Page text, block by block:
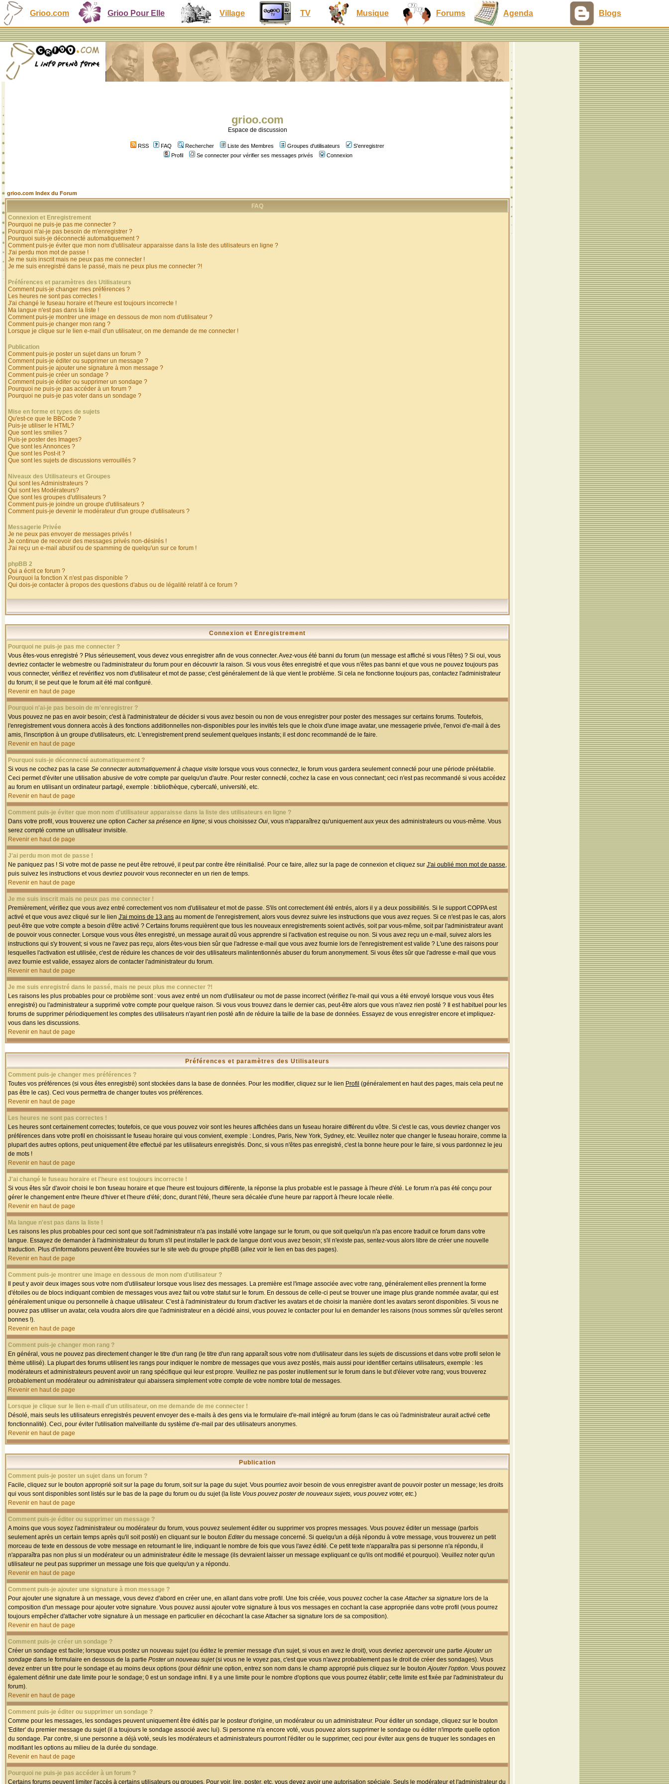
Grioo.com Grioo Pour Elle Village TV Musique Forums Agenda Blogs
grioo.com
Espace de discussion
RSS FAQ Rechercher Liste des Membres Groupes d'utilisateurs
S'enregistrer
Profil
Se connecter pour vérifier ses messages privés Connexion
grioo.com Index du Forum
FAQ
Connexion et Enregistrement
Pourquoi ne puis-je pas me connecter ?
Pourquoi n'ai-je pas besoin de m'enregistrer ?
Pourquoi suis-je déconnecté automatiquement ?
Comment puis-je éviter que mon nom d'utilisateur apparaisse dans la liste des utilisateurs en ligne ?
J'ai perdu mon mot de passe !
Je me suis inscrit mais ne peux pas me connecter !
Je me suis enregistré dans le passé, mais ne peux plus me connecter ?!
Préférences et paramètres des Utilisateurs
Comment puis-je changer mes préférences ?
Les heures ne sont pas correctes !
J'ai changé le fuseau horaire et l'heure est toujours incorrecte !
Ma langue n'est pas dans la liste !
Comment puis-je montrer une image en dessous de mon nom d'utilisateur ?
Comment puis-je changer mon rang ?
Lorsque je clique sur le lien e-mail d'un utilisateur, on me demande de me connecter !
Publication
Comment puis-je poster un sujet dans un forum ?
Comment puis-je éditer ou supprimer un message ?
Comment puis-je ajouter une signature à mon message ?
Comment puis-je créer un sondage ?
Comment puis-je éditer ou supprimer un sondage ?
Pourquoi ne puis-je pas accéder à un forum ?
Pourquoi ne puis-je pas voter dans un sondage ?
Mise en forme et types de sujets
Qu'est-ce que le BBCode ?
Puis-je utiliser le HTML?
Que sont les smilies ?
Puis-je poster des Images?
Que sont les Annonces ?
Que sont les Post-it ?
Que sont les sujets de discussions verrouillés ?
Niveaux des Utilisateurs et Groupes
Qui sont les Administrateurs ?
Qui sont les Modérateurs?
Que sont les groupes d'utilisateurs ?
Comment puis-je joindre un groupe d'utilisateurs ?
Comment puis-je devenir le modérateur d'un groupe d'utilisateurs ?
Messagerie Privée
Je ne peux pas envoyer de messages privés !
Je continue de recevoir des messages privés non-désirés !
J'ai reçu un e-mail abusif ou de spamming de quelqu'un sur ce forum !
phpBB 2
Qui a écrit ce forum ?
Pourquoi la fonction X n'est pas disponible ?
Qui dois-je contacter à propos des questions d'abus ou de légalité relatif à ce forum ?
Connexion et Enregistrement
Pourquoi ne puis-je pas me connecter ?
Vous êtes-vous enregistré ? Plus sérieusement, vous devez vous enregistrer afin de vous connecter. Avez-vous été banni du forum (un message est affiché si vous l'êtes) ? Si oui, vous
devriez contacter le webmestre ou l'administrateur du forum pour en découvrir la raison. Si vous vous êtes enregistré et que vous n'êtes pas banni et que vous ne pouvez toujours pas
vous connecter, vérifiez et revérifiez vos nom d'utilisateur et mot de passe; c'est généralement de là que vient le problème. Si cela ne fonctionne toujours pas, contactez l'administrateur
du forum; il se peut que le forum ait été mal configuré.
Revenir en haut de page
Pourquoi n'ai-je pas besoin de m'enregistrer ?
Vous pouvez ne pas en avoir besoin; c'est à l'administrateur de décider si vous avez besoin ou non de vous enregistrer pour poster des messages sur certains forums. Toutefois,
l'enregistrement vous donnera accès à des fonctions additionnelles non-disponibles pour les invités tels que le choix d'une image avatar, une messagerie privée, l'envoi d'e-mail à des
amis, l'inscription à un groupe d'utilisateurs, etc. L'enregistrement prend seulement quelques instants; il est donc recommandé de le faire.
Revenir en haut de page
Pourquoi suis-je déconnecté automatiquement ?
Si vous ne cochez pas la case Se connecter automatiquement à chaque visite lorsque vous vous connectez, le forum vous gardera seulement connecté pour une période préétablie.
Ceci permet d'éviter une utilisation abusive de votre compte par quelqu'un d'autre. Pour rester connecté, cochez la case en vous connectant; ceci n'est pas recommandé si vous accédez
au forum en utilisant un ordinateur partagé, exemple : bibliothèque, cybercafé, université, etc.
Revenir en haut de page
Comment puis-je éviter que mon nom d'utilisateur apparaisse dans la liste des utilisateurs en ligne ?
Dans votre profil, vous trouverez une option Cacher sa présence en ligne; si vous choisissez Oui, vous n'apparaîtrez qu'uniquement aux yeux des administrateurs ou vous-même. Vous
serez compté comme un utilisateur invisible.
Revenir en haut de page
J'ai perdu mon mot de passe !
Ne paniquez pas ! Si votre mot de passe ne peut être retrouvé, il peut par contre être réinitialisé. Pour ce faire, allez sur la page de connexion et cliquez sur J'ai oublié mon mot de passe,
puis suivez les instructions et vous devriez pouvoir vous reconnecter en un rien de temps.
Revenir en haut de page
Je me suis inscrit mais ne peux pas me connecter !
Premièrement, vérifiez que vous avez entré correctement vos nom d'utilisateur et mot de passe. S'ils ont correctement été entrés, alors il y a deux possibilités. Si le support COPPA est
activé et que vous avez cliqué sur le lien J'ai moins de 13 ans au moment de l'enregistrement, alors vous devrez suivre les instructions que vous avez reçues. Si ce n'est pas le cas, alors
peut-être que votre compte a besoin d'être activé ? Certains forums requièrent que tous les nouveaux enregistrements soient activés, soit par vous-même, soit par l'administrateur avant
de pouvoir vous connecter. Lorsque vous vous êtes enregistré, un message aurait dû vous apprendre si l'activation est requise ou non. Si vous avez reçu un e-mail, suivez alors les
instructions qui s'y trouvent; si vous ne l'avez pas reçu, alors êtes-vous bien sûr que l'adresse e-mail que vous avez fournie lors de l'enregistrement est valide ? L'une des raisons pour
lesquelles l'activation est utilisée, c'est de réduire les chances de voir des utilisateurs malintentionnés abuser du forum anonymement. Si vous êtes sûr que l'adresse e-mail que vous
avez fournie est valide, essayez alors de contacter l'administrateur du forum.
Revenir en haut de page
Je me suis enregistré dans le passé, mais ne peux plus me connecter ?!
Les raisons les plus probables pour ce problème sont : vous avez entré un nom d'utilisateur ou mot de passe incorrect (vérifiez l'e-mail qui vous a été envoyé lorsque vous vous êtes
enregistré) ou l'administrateur a supprimé votre compte pour quelque raison. Si vous vous trouvez dans le dernier cas, peut-être alors que vous n'avez rien posté ? Il est habituel pour les
forums de supprimer périodiquement les comptes des utilisateurs n'ayant rien posté afin de réduire la taille de la base de données. Essayez de vous enregistrer encore et impliquez-
vous dans les discussions.
Revenir en haut de page
Préférences et paramètres des Utilisateurs
Comment puis-je changer mes préférences ?
Toutes vos préférences (si vous êtes enregistré) sont stockées dans la base de données. Pour les modifier, cliquez sur le lien Profil (généralement en haut des pages, mais cela peut ne
pas être le cas). Ceci vous permettra de changer toutes vos préférences.
Revenir en haut de page
Les heures ne sont pas correctes !
Les heures sont certainement correctes; toutefois, ce que vous pouvez voir sont les heures affichées dans un fuseau horaire différent du vôtre. Si c'est le cas, vous devriez changer vos
préférences dans votre profil en choisissant le fuseau horaire qui vous convient, exemple : Londres, Paris, New York, Sydney, etc. Veuillez noter que changer le fuseau horaire, comme la
plupart des autres options, peut uniquement être effectué par les utilisateurs enregistrés. Donc, si vous n'êtes pas enregistré, c'est la bonne heure pour le faire, si vous pardonnez le jeu
de mots !
Revenir en haut de page
J'ai changé le fuseau horaire et l'heure est toujours incorrecte !
Si vous êtes sûr d'avoir choisi le bon fuseau horaire et que l'heure est toujours différente, la réponse la plus probable est le passage à l'heure d'été. Le forum n'a pas été conçu pour
gérer le changement entre l'heure d'hiver et l'heure d'été; donc, durant l'été, l'heure sera décalée d'une heure par rapport à l'heure locale réelle.
Revenir en haut de page
Ma langue n'est pas dans la liste !
Les raisons les plus probables pour ceci sont que soit l'administrateur n'a pas installé votre langage sur le forum, ou que soit quelqu'un n'a pas encore traduit ce forum dans votre
langue. Essayez de demander à l'administrateur du forum s'il peut installer le pack de langue dont vous avez besoin; s'il n'existe pas, sentez-vous alors libre de créer une nouvelle
traduction. Plus d'informations peuvent être trouvées sur le site web du groupe phpBB (allez voir le lien en bas des pages).
Revenir en haut de page
Comment puis-je montrer une image en dessous de mon nom d'utilisateur ?
Il peut y avoir deux images sous votre nom d'utilisateur lorsque vous lisez des messages. La première est l'image associée avec votre rang, généralement elles prennent la forme
d'étoiles ou de blocs indiquant combien de messages vous avez fait ou votre statut sur le forum. En dessous de celle-ci peut se trouver une image plus grande nommée avatar, qui est
généralement unique ou personnelle à chaque utilisateur. C'est à l'administrateur du forum d'activer les avatars et de choisir la manière dont les avatars seront disponibles. Si vous ne
pouvez pas utiliser un avatar, cela voudra alors dire que l'administrateur en a décidé ainsi, vous pouvez le contacter pour lui en demander les raisons (nous sommes sûr qu'elles seront
bonnes !).
Revenir en haut de page
Comment puis-je changer mon rang ?
En général, vous ne pouvez pas directement changer le titre d'un rang (le titre d'un rang apparaît sous votre nom d'utilisateur dans les sujets de discussions et dans votre profil selon le
thème utilisé). La plupart des forums utilisent les rangs pour indiquer le nombre de messages que vous avez postés, mais aussi pour identifier certains utilisateurs, exemple : les
modérateurs et administrateurs peuvent avoir un rang spécifique qui leur est propre. Veuillez ne pas poster inutilement sur le forum dans le but d'élever votre rang; vous trouverez
probablement un modérateur ou administrateur qui abaissera simplement votre compte de votre nombre total de messages.
Revenir en haut de page
Lorsque je clique sur le lien e-mail d'un utilisateur, on me demande de me connecter !
Désolé, mais seuls les utilisateurs enregistrés peuvent envoyer des e-mails à des gens via le formulaire d'e-mail intégré au forum (dans le cas où l'administrateur aurait activé cette
fonctionnalité). Ceci, pour éviter l'utilisation malveillante du système d'e-mail par des utilisateurs anonymes.
Revenir en haut de page
Publication
Comment puis-je poster un sujet dans un forum ?
Facile, cliquez sur le bouton approprié soit sur la page du forum, soit sur la page du sujet. Vous pourriez avoir besoin de vous enregistrer avant de pouvoir poster un message; les droits
qui vous sont disponibles sont listés sur le bas de la page du forum ou du sujet (la liste Vous pouvez poster de nouveaux sujets, vous pouvez voter, etc.)
Revenir en haut de page
Comment puis-je éditer ou supprimer un message ?
A moins que vous soyez l'administrateur ou modérateur du forum, vous pouvez seulement éditer ou supprimer vos propres messages. Vous pouvez éditer un message (parfois
seulement après un certain temps après qu'il soit posté) en cliquant sur le bouton Editerdu message concerné. Si quelqu'un a déjà répondu à votre message, vous trouverez un petit
morceau de texte en dessous de votre message en retournant le lire, indiquant le nombre de fois que vous l'avez édité. Ce petit texte n'apparaîtra pas si personne n'a répondu, il
n'apparaîtra pas non plus si un modérateur ou un administrateur édite le message (ils devraient laisser un message expliquant ce qu'ils ont modifié et pourquoi). Veuillez noter qu'un
utilisateur ne peut pas supprimer un message une fois que quelqu'un y a répondu.
Revenir en haut de page
Comment puis-je ajouter une signature à mon message ?
Pour ajouter une signature à un message, vous devez d'abord en créer une, en allant dans votre profil. Une fois créée, vous pouvez cocher la caseAttacher sa signature lors de la
composition d'un message pour ajouter votre signature. Vous pouvez aussi ajouter votre signature à tous vos messages en cochant la case appropriée dans votre profil (vous pourrez
toujours empêcher d'attacher votre signature à un message en particulier en décochant la case Attacher sa signature lors de sa composition).
Revenir en haut de page
Comment puis-je créer un sondage ?
Créer un sondage est facile; lorsque vous postez un nouveau sujet (ou éditez le premier message d'un sujet, si vous en avez le droit), vous devriez apercevoir une partieAjouter un
sondage dans le formulaire en dessous de la partie Poster un nouveau sujet(si vous ne le voyez pas, c'est que vous n'avez probablement pas le droit de créer des sondages). Vous
devez entrer un titre pour le sondage et au moins deux options (pour définir une option, entrez son nom dans le champ approprié puis cliquez sur le boutonAjouter l'option. Vous pouvez
également définir une date limite pour le sondage; 0 est un sondage infini. Il y a une limite pour le nombre d'options que vous pourrez établir; cette limite est fixée par l'administrateur du
forum).
Revenir en haut de page
Comment puis-je éditer ou supprimer un sondage ?
Comme pour les messages, les sondages peuvent uniquement être édités par le posteur d'origine, un modérateur ou un administrateur. Pour éditer un sondage, cliquez sur le bouton
'Editer' du premier message du sujet (il a toujours le sondage associé avec lui). Si personne n'a encore voté, vous pouvez alors supprimer le sondage ou éditer n'importe quelle option
du sondage. Par contre, si une personne a déjà voté, seuls les modérateurs et administrateurs pourront l'éditer ou le supprimer, ceci pour éviter aux gens de truquer les sondages en
modifiant les options au milieu de la durée du sondage.
Revenir en haut de page
Pourquoi ne puis-je pas accéder à un forum ?
Certains forums peuvent limiter l'accès à certains utilisateurs ou groupes. Pour voir, lire, poster, etc. vous devez avoir une autorisation spéciale. Seuls le modérateur et l'administrateur du